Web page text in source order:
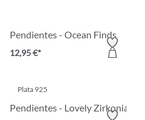
Pendientes - Ocean Finds
12,95 €*
Plata 925
Pendientes - Lovely Zirkonia